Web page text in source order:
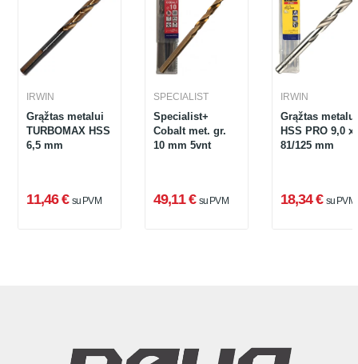
IRWIN
Grąžtas metalui
TURBOMAX HSS
6,5 mm
11,46 € su PVM
SPECIALIST
Specialist+
Cobalt met. gr.
10 mm 5vnt
49,11 € su PVM
IRWIN
Grąžtas metalui
HSS PRO 9,0 x
81/125 mm
18,34 € su PVM